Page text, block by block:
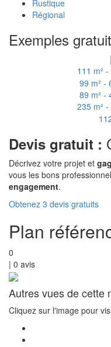
Rustique
Régional
Exemples
111 m²
99 m² -
89 m² -
235 m²
Devis gratuit :
Décrivez votre projet et
vous les bons
engagement.
Obtenez 3 devis gratuits
Plan
0
| 0 avis
Autres vues de cette
Cliquez sur l'image pour